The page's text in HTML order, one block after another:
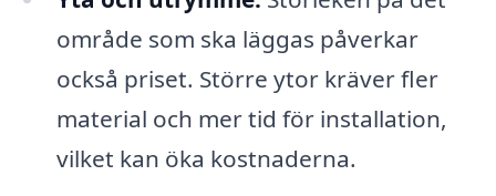
område som ska läggas påverkar
också priset. Större ytor kräver fler
material och mer tid för installation,
vilket kan öka kostnaderna.